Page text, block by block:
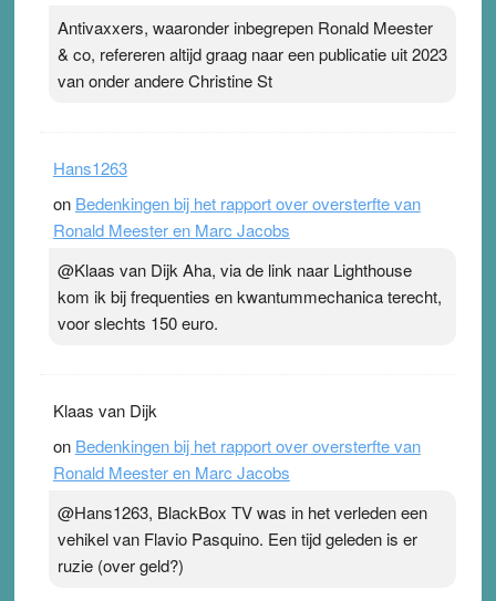
Antivaxxers, waaronder inbegrepen Ronald Meester
& co, refereren altijd graag naar een publicatie uit 2023
van onder andere Christine St
Hans1263
on Bedenkingen bij het rapport over oversterfte van
Ronald Meester en Marc Jacobs
@Klaas van Dijk Aha, via de link naar Lighthouse
kom ik bij frequenties en kwantummechanica terecht,
voor slechts 150 euro.
Klaas van Dijk
on Bedenkingen bij het rapport over oversterfte van
Ronald Meester en Marc Jacobs
@Hans1263, BlackBox TV was in het verleden een
vehikel van Flavio Pasquino. Een tijd geleden is er
ruzie (over geld?)